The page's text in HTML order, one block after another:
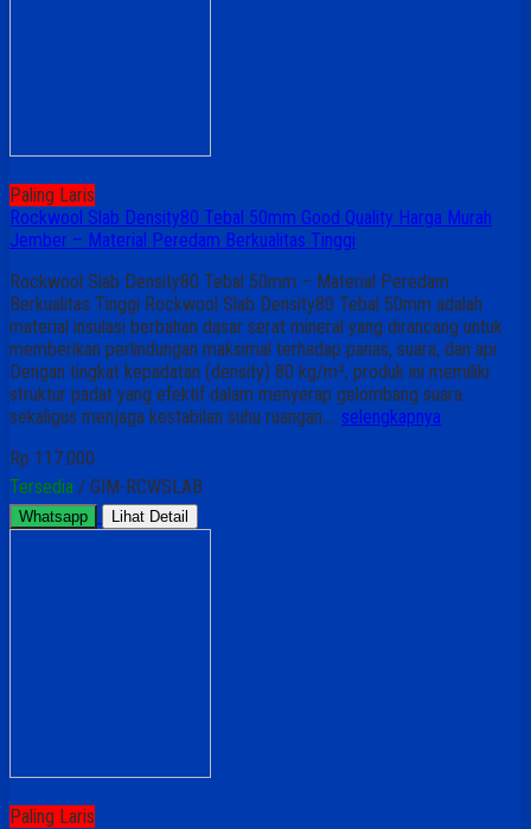
Paling Laris
Rockwool Slab Density80 Tebal 50mm Good Quality Harga Murah
Jember – Material Peredam Berkualitas Tinggi
Rockwool Slab Density80 Tebal 50mm – Material Peredam
Berkualitas Tinggi Rockwool Slab Density80 Tebal 50mm adalah
material insulasi berbahan dasar serat mineral yang dirancang untuk
memberikan perlindungan maksimal terhadap panas, suara, dan api.
Dengan tingkat kepadatan (density) 80 kg/m³, produk ini memiliki
struktur padat yang efektif dalam menyerap gelombang suara
sekaligus menjaga kestabilan suhu ruangan…. selengkapnya
Rp 117.000
Tersedia / GIM-RCWSLAB
Whatsapp Lihat Detail
Paling Laris